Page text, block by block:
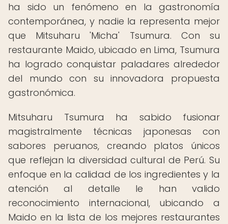
ha sido un fenómeno en la gastronomía
contemporánea, y nadie la representa mejor
que Mitsuharu 'Micha' Tsumura. Con su
restaurante Maido, ubicado en Lima, Tsumura
ha logrado conquistar paladares alrededor
del mundo con su innovadora propuesta
gastronómica.
Mitsuharu Tsumura ha sabido fusionar
magistralmente técnicas japonesas con
sabores peruanos, creando platos únicos
que reflejan la diversidad cultural de Perú. Su
enfoque en la calidad de los ingredientes y la
atención al detalle le han valido
reconocimiento internacional, ubicando a
Maido en la lista de los mejores restaurantes